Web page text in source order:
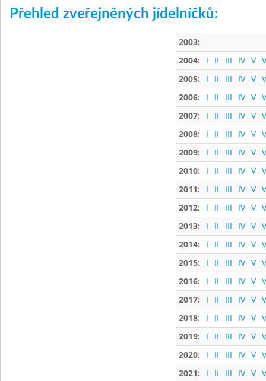
Přehled zveřejněných jídelníčků:
2003:
2004:
I II III IV V
2005:
I II III IV V
2006:
I II III IV V
2007:
I II III IV V
2008:
I II III IV V
2009:
I II III IV V
2010:
I II III IV V
2011:
I II III IV V
2012:
I II III IV V
2013:
I II III IV V
2014:
I II III IV V
2015:
I II III IV V
2016:
I II III IV V
2017:
I II III IV V
2018:
I II III IV V
2019:
I II III IV V
2020:
I II III IV V
2021:
I II III IV V